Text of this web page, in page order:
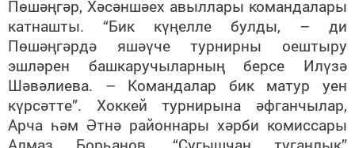
Пөшәңгәр, Хәсәншәех авыллары командалары
катнашты. “Бик күңелле булды, – ди
Пөшәңгәрдә яшәүче турнирны оештыру
эшләрен башкаручыларның берсе Илүзә
Шәвәлиева. – Командалар бик матур уен
күрсәтте”. Хоккей турнирына әфганчылар,
Арча һәм Әтнә районнары хәрби комиссары